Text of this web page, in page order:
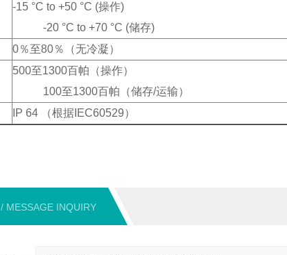
-15 °C to +50 °C (操作)
-20 °C to +70 °C (储存)
0％至80％（无冷凝）
500至1300百帕（操作）
100至1300百帕（储存/运输）
IP 64 （根据 IEC60529）
/ MESSAGE INQUIRY